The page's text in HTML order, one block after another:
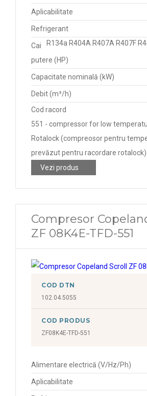
Aplicabilitate
Refrigerant
R134a R404A R407A R407F
Cai
putere (HP)
Capacitate nominală (kW)
Debit (m³/h)
Cod racord
551 - compressor for low
Rotalock (compreosor pentru
prevăzut pentru racordare rotalock)
Vezi produs
Compresor
ZF 08K4E-TFD-551
COD DTN
102.04.5055
COD PRODUS
ZF08K4E-TFD-551
Alimentare electrică (V/Hz/Ph)
Aplicabilitate